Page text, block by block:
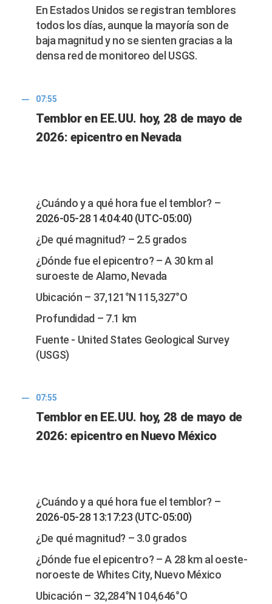
En Estados Unidos se registran temblores
todos los días, aunque la mayoría son de
baja magnitud y no se sienten gracias a la
densa red de monitoreo del USGS.
07:55
Temblor en EE.UU. hoy, 28 de mayo de
2026: epicentro en Nevada
¿Cuándo y a qué hora fue el temblor? –
2026-05-28 14:04:40 (UTC-05:00)
¿De qué magnitud? – 2.5 grados
¿Dónde fue el epicentro? – A 30 km al
suroeste de Alamo, Nevada
Ubicación – 37,121°N 115,327°O
Profundidad – 7.1 km
Fuente - United States Geological Survey
(USGS)
07:55
Temblor en EE.UU. hoy, 28 de mayo de
2026: epicentro en Nuevo México
¿Cuándo y a qué hora fue el temblor? –
2026-05-28 13:17:23 (UTC-05:00)
¿De qué magnitud? – 3.0 grados
¿Dónde fue el epicentro? – A 28 km al oeste-
noroeste de Whites City, Nuevo México
Ubicación – 32,284°N 104,646°O